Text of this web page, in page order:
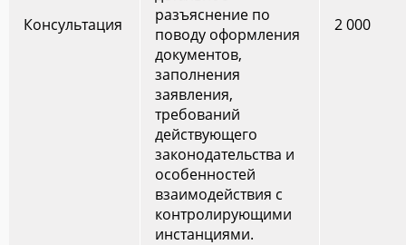
Консультация
разъяснение по
поводу оформления
документов,
заполнения
заявления,
требований
действующего
законодательства и
особенностей
взаимодействия с
контролирующими
инстанциями.
2 000